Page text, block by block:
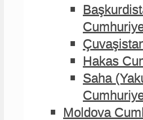
Hakas
Saha
Moldova
Hakas
Saha
Moldova